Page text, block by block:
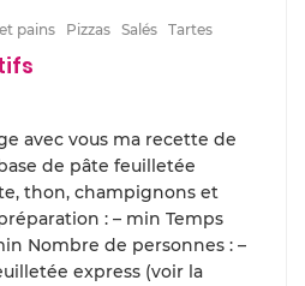
pains Pizzas Salés Tartes
avec vous ma recette de
de pâte feuilletée
thon, champignons et
: – min Temps
Nombre de personnes : –
express (voir la